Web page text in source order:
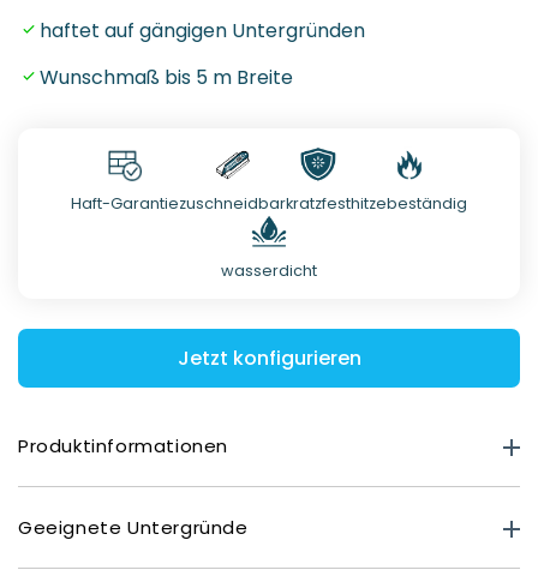
haftet auf gängigen Untergründen
Wunschmaß bis 5 m Breite
Haft-Garantiezuschneidbarkratzfesthitzebeständig
wasserdicht
Jetzt konfigurieren
Produktinformationen
Premium Matt: 0,40 mm
Deluxe Glasoptik: 0,80 mm
Geeignete Untergründe